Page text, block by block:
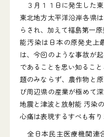
３月１１日に発生した
東北地方太平洋沿岸各県
らされ、加えて福島第一
能汚染は日本の原発史上
は、今回のような事故が
であることを思い知るこ
題のみならず、農作物と
び周辺県の産業が極めて
地震と津波と放射能 汚染
心痛は表現するすべも有り
全日本民主医療機関連